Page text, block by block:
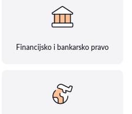
Financijsko i bankarsko pravo